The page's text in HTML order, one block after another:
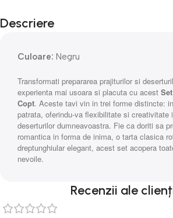
Descriere
Culoare: Negru
Transformati prepararea prajiturilor si
experienta mai usoara si placuta cu acest
Copt. Aceste tavi vin in trei forme distincte:
patrata, oferindu-va flexibilitate si creativitate
deserturilor dumneavoastra. Fie ca doriti sa
romantica in forma de inima, o tarta clasica
dreptunghiular elegant, acest set acopera
nevoile.
Recenzii ale